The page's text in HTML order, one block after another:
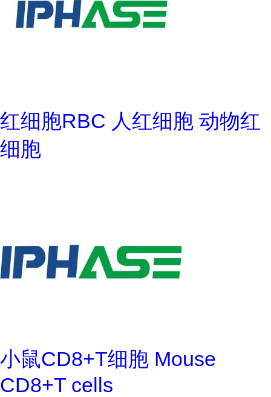
红细胞RBC 人红细胞 动物红
细胞
小鼠CD8+T细胞 Mouse
CD8+T cells